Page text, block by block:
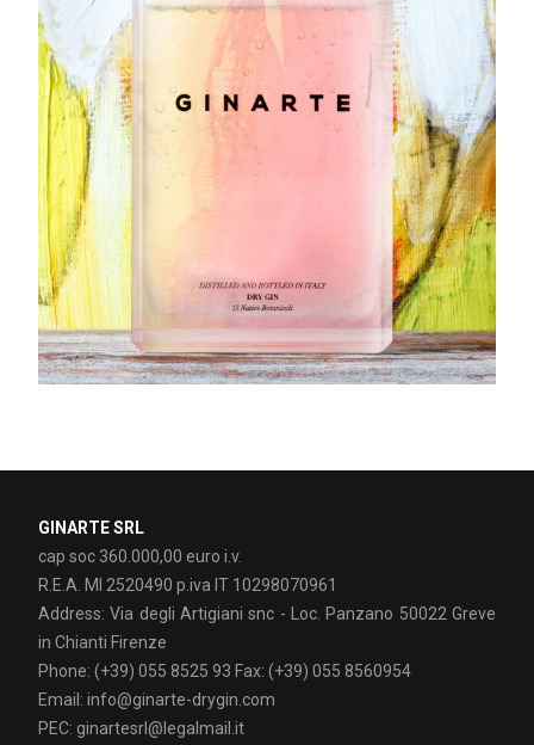
GINARTE SRL
cap soc 360.000,00 euro i.v.
R.E.A. MI 2520490 p.iva IT 10298070961
Address: Via degli Artigiani snc - Loc. Panzano 50022 Greve
in Chianti Firenze
Phone: (+39) 055 8525 93 Fax: (+39) 055 8560954
Email: info@ginarte-drygin.com
PEC: ginartesrl@legalmail.it